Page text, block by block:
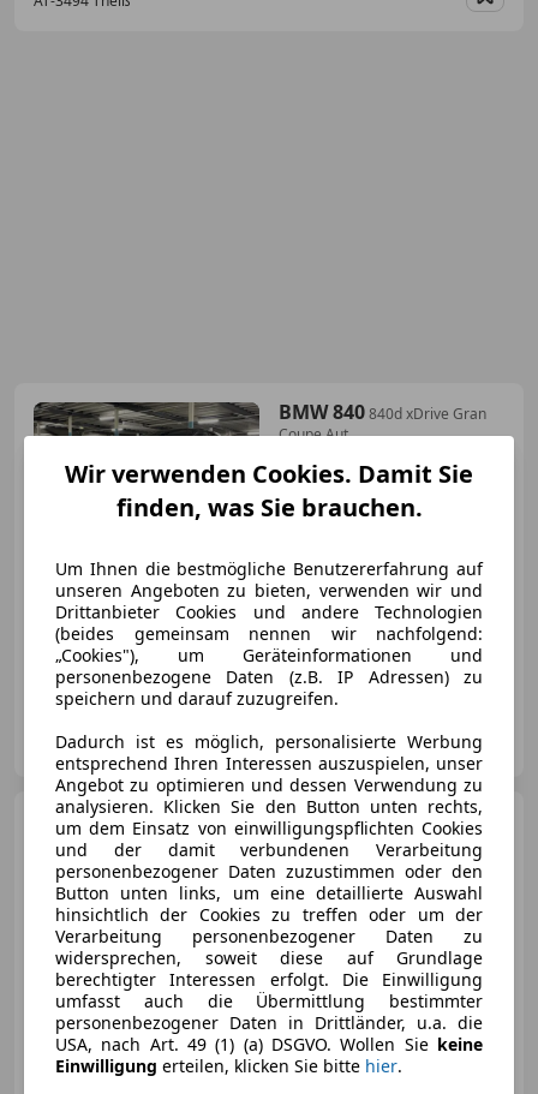
BMW 840840d xDrive Gran
Coupe Aut.
€ 52 500
12/2019 114 000 km Diesel 235 kW (320 PS)
AT-6460 Imst
BMW 840 BMW 8er-Reihe
840d xDrive Gran Coupe Aut.
Sportwag
€ 57 000
Wir verwenden Cookies. Damit Sie
finden, was Sie brauchen.
Um Ihnen die bestmögliche Benutzererfahrung auf
unseren Angeboten zu bieten, verwenden wir und
Drittanbieter Cookies und andere Technologien
(beides gemeinsam nennen wir nachfolgend:
„Cookies"), um Geräteinformationen und
personenbezogene Daten (z.B. IP Adressen) zu
speichern und darauf zuzugreifen.
Dadurch ist es möglich, personalisierte Werbung
entsprechend Ihren Interessen auszuspielen, unser
Angebot zu optimieren und dessen Verwendung zu
analysieren. Klicken Sie den Button unten rechts,
um dem Einsatz von einwilligungspflichten Cookies
und der damit verbundenen Verarbeitung
personenbezogener Daten zuzustimmen oder den
Button unten links, um eine detaillierte Auswahl
hinsichtlich der Cookies zu treffen oder um der
Verarbeitung personenbezogener Daten zu
widersprechen, soweit diese auf Grundlage
berechtigter Interessen erfolgt. Die Einwilligung
umfasst auch die Übermittlung bestimmter
personenbezogener Daten in Drittländer, u.a. die
USA, nach Art. 49 (1) (a) DSGVO. Wollen Sie keine
Einwilligung erteilen, klicken Sie bitte hier.